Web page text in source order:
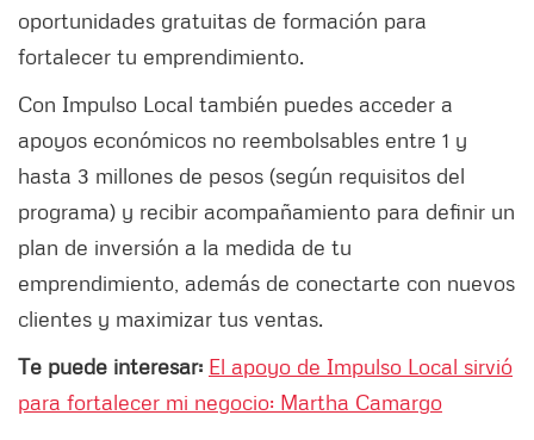
oportunidades gratuitas de formación para
fortalecer tu emprendimiento.
Con Impulso Local también puedes acceder a
apoyos económicos no reembolsables entre 1 y
hasta 3 millones de pesos (según requisitos del
programa) y recibir acompañamiento para definir un
plan de inversión a la medida de tu
emprendimiento, además de conectarte con nuevos
clientes y maximizar tus ventas.
Te puede interesar: El apoyo de Impulso Local sirvió
para fortalecer mi negocio: Martha Camargo